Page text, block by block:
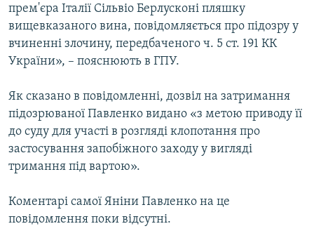
прем'єра Італії Сільвіо Берлусконі пляшку
вищевказаного вина, повідомляється про підозру у
вчиненні злочину, передбаченого ч. 5 ст. 191 КК
України», – пояснюють в ГПУ.
Як сказано в повідомленні, дозвіл на затримання
підозрюваної Павленко видано «з метою приводу її
до суду для участі в розгляді клопотання про
застосування запобіжного заходу у вигляді
тримання під вартою».
Коментарі самої Яніни Павленко на це
повідомлення поки відсутні.